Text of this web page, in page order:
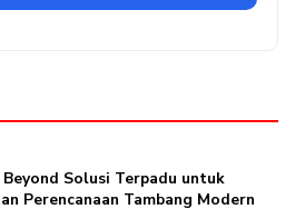
Solusi Terpadu untuk
Perencanaan Tambang Modern